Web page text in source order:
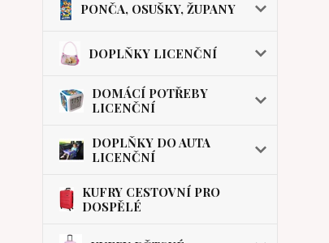
PONČA, OSUŠKY, ŽUPANY
DOPLŇKY LICENČNÍ
DOMÁCÍ POTŘEBY
LICENČNÍ
DOPLŇKY DO AUTA
LICENČNÍ
KUFRY CESTOVNÍ PRO
DOSPĚLÉ